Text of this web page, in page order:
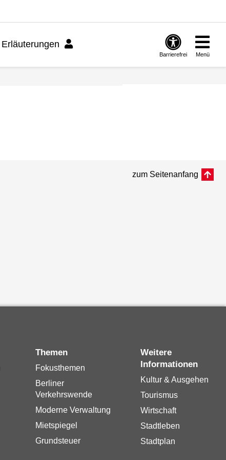
Erläuterungen
Barrierefrei Menü
zum Seitenanfang
Themen
Fokusthemen
Berliner
Verkehrswende
Moderne Verwaltung
Mietspiegel
Grundsteuer
Weitere
Informationen
Kultur & Ausgehen
Tourismus
Wirtschaft
Stadtleben
Stadtplan